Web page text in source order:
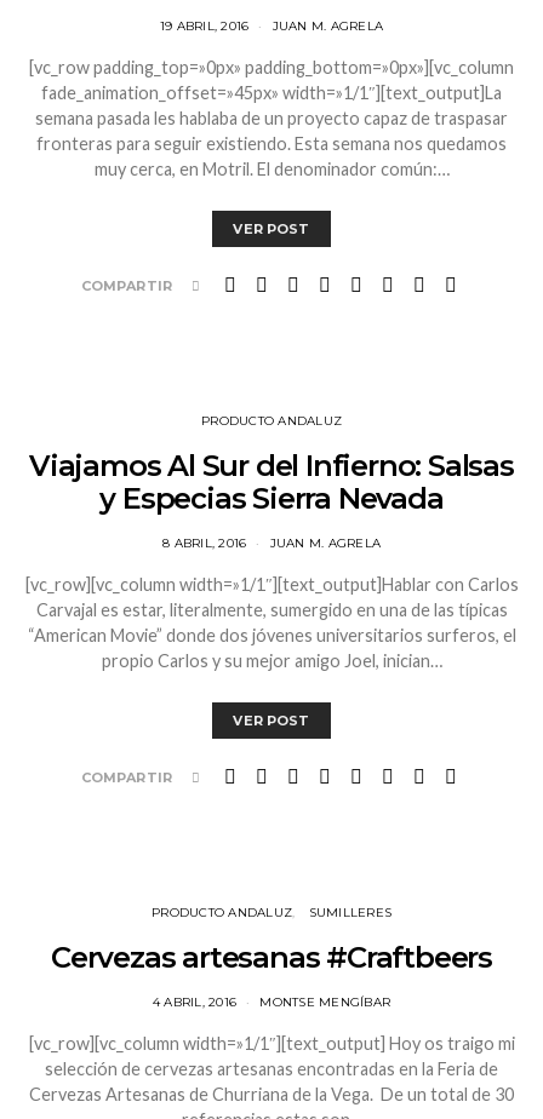
19 ABRIL, 2016 JUAN M. AGRELA
[vc_row padding_top=»0px» padding_bottom=»0px»][vc_column
fade_animation_offset=»45px» width=»1/1″][text_output]La
semana pasada les hablaba de un proyecto capaz de traspasar
fronteras para seguir existiendo. Esta semana nos quedamos
muy cerca, en Motril. El denominador común:…
VER POST
COMPARTIR
PRODUCTO ANDALUZ
Viajamos Al Sur del Infierno: Salsas
y Especias Sierra Nevada
8 ABRIL, 2016 JUAN M. AGRELA
[vc_row][vc_column width=»1/1″][text_output]Hablar con Carlos
Carvajal es estar, literalmente, sumergido en una de las típicas
“American Movie” donde dos jóvenes universitarios surferos, el
propio Carlos y su mejor amigo Joel, inician…
VER POST
COMPARTIR
PRODUCTO ANDALUZ SUMILLERES
Cervezas artesanas #Craftbeers
4 ABRIL, 2016 MONTSE MENGÍBAR
[vc_row][vc_column width=»1/1″][text_output] Hoy os traigo mi
selección de cervezas artesanas encontradas en la Feria de
Cervezas Artesanas de Churriana de la Vega. De un total de 30